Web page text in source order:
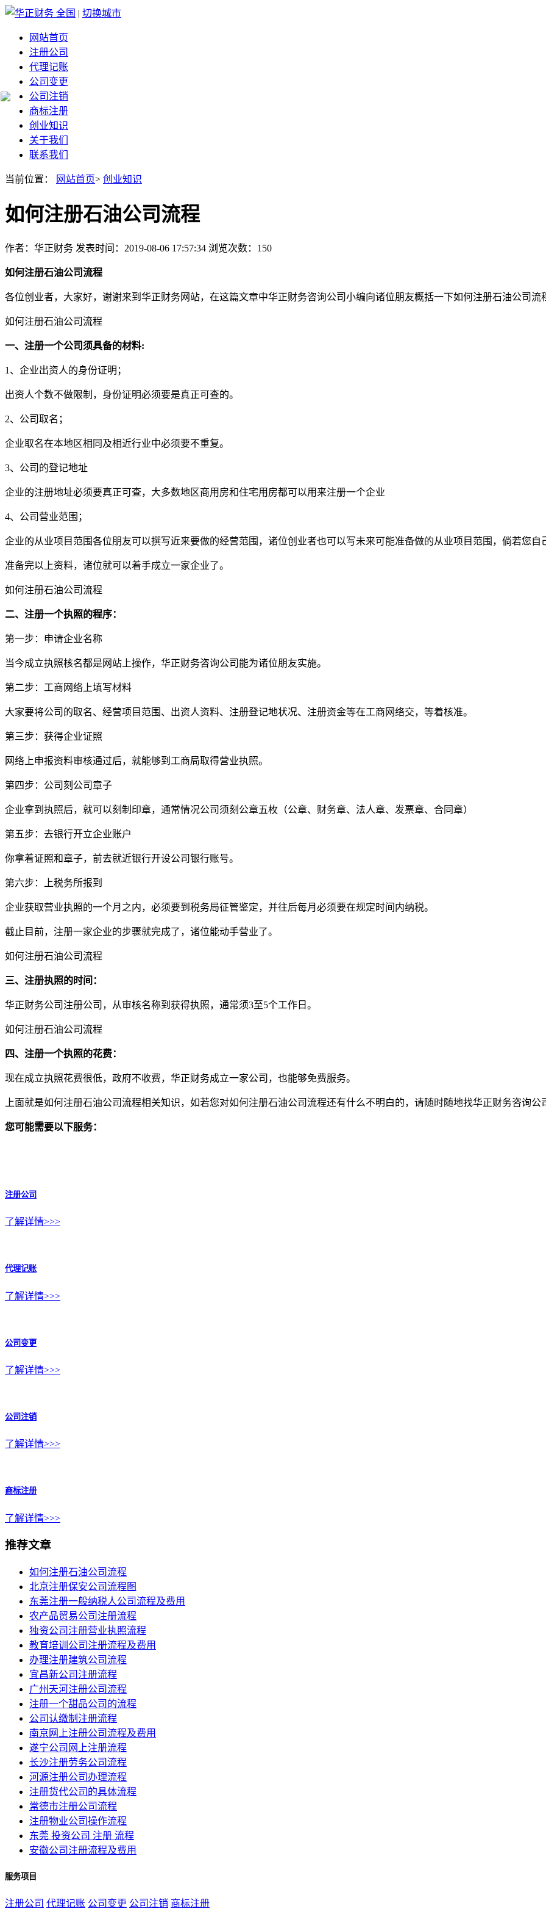
全国 | 切换城市
网站首页
注册公司
代理记账
公司变更
公司注销
商标注册
创业知识
关于我们
联系我们
当前位置： 网站首页> 创业知识
如何注册石油公司流程
作者：华正财务 发表时间：2019-08-06 17:57:34 浏览次数：150
如何注册石油公司流程
各位创业者，大家好，谢谢来到华正财务网站，在这篇文章中华正财务咨询公司小编向诸位朋友概括一下如何注册石油公司
如何注册石油公司流程
一、注册一个公司须具备的材料:
1、企业出资人的身份证明；
出资人个数不做限制，身份证明必须要是真正可查的。
2、公司取名；
企业取名在本地区相同及相近行业中必须要不重复。
3、公司的登记地址
企业的注册地址必须要真正可查，大多数地区商用房和住宅用房都可以用来注册一个企业
4、公司营业范围；
企业的从业项目范围各位朋友可以撰写近来要做的经营范围，诸位创业者也可以写未来可能准备做的从业项目范围，倘若您
准备完以上资料，诸位就可以着手成立一家企业了。
如何注册石油公司流程
二、注册一个执照的程序：
第一步：申请企业名称
当今成立执照核名都是网站上操作，华正财务咨询公司能为诸位朋友实施。
第二步：工商网络上填写材料
大家要将公司的取名、经营项目范围、出资人资料、注册登记地状况、注册资金等在工商网络交，等着核准。
第三步：获得企业证照
网络上申报资料审核通过后，就能够到工商局取得营业执照。
第四步：公司刻公司章子
企业拿到执照后，就可以刻制印章，通常情况公司须刻公章五枚（公章、财务章、法人章、发票章、合同章）
第五步：去银行开立企业账户
你拿着证照和章子，前去就近银行开设公司银行账号。
第六步：上税务所报到
企业获取营业执照的一个月之内，必须要到税务局征管鉴定，并往后每月必须要在规定时间内纳税。
截止目前，注册一家企业的步骤就完成了，诸位能动手营业了。
如何注册石油公司流程
三、注册执照的时间：
华正财务公司注册公司，从审核名称到获得执照，通常须3至5个工作日。
如何注册石油公司流程
四、注册一个执照的花费：
现在成立执照花费很低，政府不收费，华正财务成立一家公司，也能够免费服务。
上面就是如何注册石油公司流程相关知识，如若您对如何注册石油公司流程还有什么不明白的，请随时随地找华正财务咨询公
您可能需要以下服务：
注册公司
了解详情>>>
代理记账
了解详情>>>
公司变更
了解详情>>>
公司注销
了解详情>>>
商标注册
了解详情>>>
推荐文章
如何注册石油公司流程
北京注册保安公司流程图
东莞注册一般纳税人公司流程及费用
农产品贸易公司注册流程
独资公司注册营业执照流程
教育培训公司注册流程及费用
办理注册建筑公司流程
宜昌新公司注册流程
广州天河注册公司流程
注册一个甜品公司的流程
公司认缴制注册流程
南京网上注册公司流程及费用
遂宁公司网上注册流程
长沙注册劳务公司流程
河源注册公司办理流程
注册货代公司的具体流程
常德市注册公司流程
注册物业公司操作流程
东莞 投资公司 注册 流程
安徽公司注册流程及费用
服务项目
注册公司 代理记账 公司变更 公司注销 商标注册